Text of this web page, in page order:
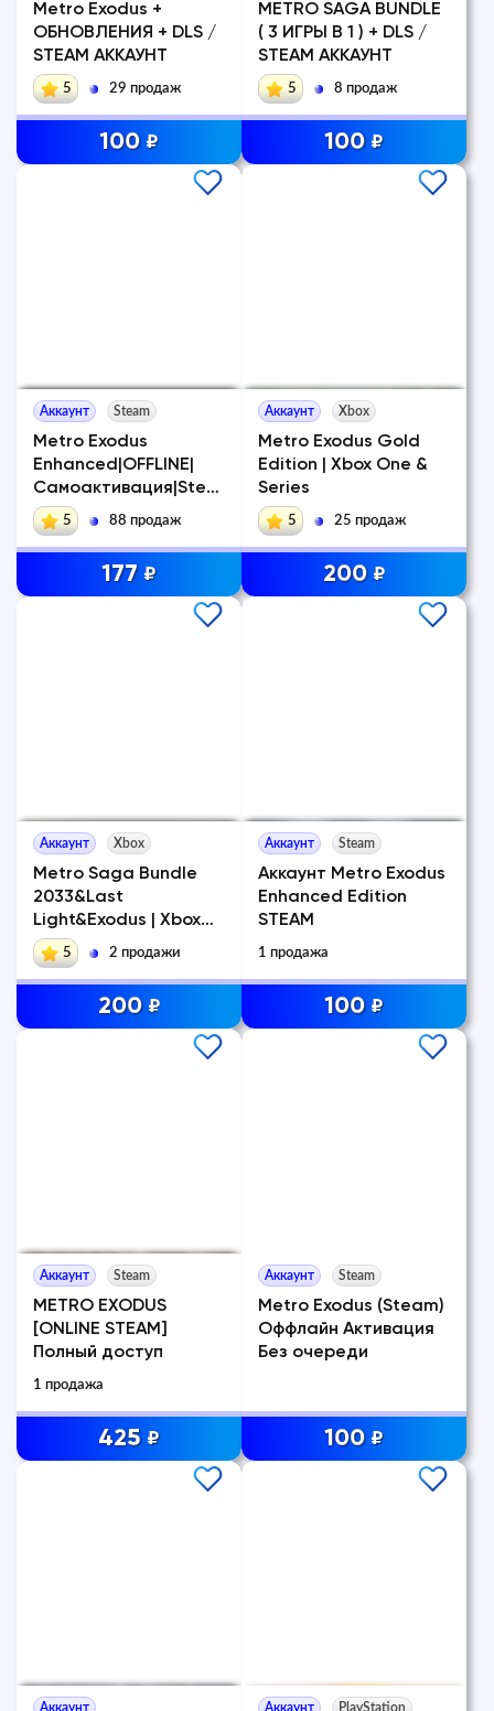
Metro Exodus +
ОБНОВЛЕНИЯ + DLS /
STEAM АККАУНТ
5 29 продаж
100 ₽
METRO SAGA BUNDLE
( 3 ИГРЫ В 1 ) + DLS /
STEAM АККАУНТ
5 8 продаж
100 ₽
Аккаунт Steam
Metro Exodus
Enhanced|OFFLINE|
Самоактивация|Stea
m|Лицен
5 88 продаж
177 ₽
Аккаунт Xbox
Metro Exodus Gold
Edition | Xbox One &
Series
5 25 продаж
200 ₽
Аккаунт Xbox
Metro Saga Bundle
2033&Last
Light&Exodus | Xbox
One
5 2 продажи
200 ₽
Аккаунт Steam
Аккаунт Metro Exodus
Enhanced Edition
STEAM
1 продажа
100 ₽
Аккаунт Steam
METRO EXODUS
[ONLINE STEAM]
Полный доступ
1 продажа
425 ₽
Аккаунт Steam
Metro Exodus (Steam)
Оффлайн Активация
Без очереди
100 ₽
Аккаунт Аккаунт PlayStation